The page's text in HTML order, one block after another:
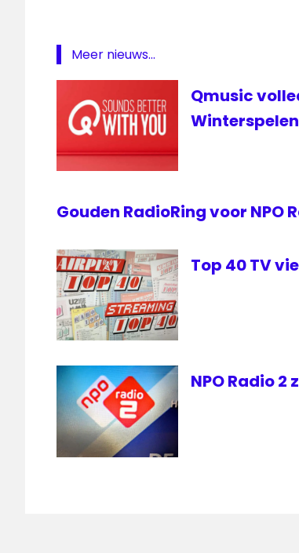
Meer nieuws...
Qmusic
Winterspelen
Gouden RadioRing voor NPO
Top 40 TV
NPO Radio 2